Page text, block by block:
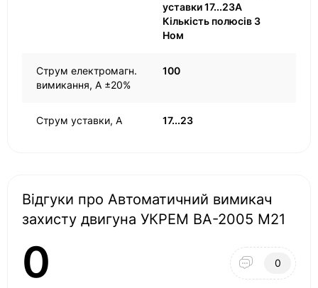
уставки 17...23А
Кількість полюсів 3
Ном
Струм електромагн.
вимикання, А ±20%
100
Струм уставки, А 17...23
Відгуки про Автоматичний вимикач
захисту двигуна УКРЕМ ВА-2005 М21
0 0